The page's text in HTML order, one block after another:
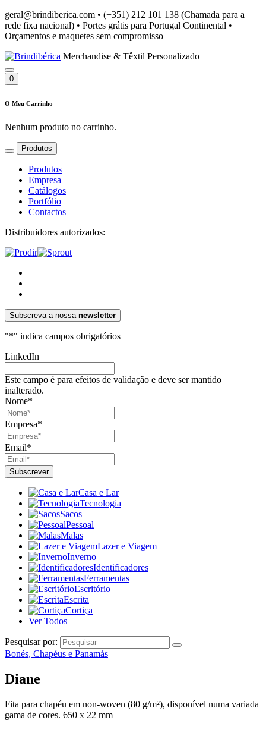
geral@brindiberica.com • (+351) 212 101 138 (Chamada para a
rede fixa nacional) • Portes grátis para Portugal Continental •
Orçamentos e maquetes sem compromisso
Merchandise & Têxtil Personalizado
0
O Meu Carrinho
Nenhum produto no carrinho.
Produtos
Produtos
Empresa
Catálogos
Portfólio
Contactos
Distribuidores autorizados:
Subscreva a nossa newsletter
"*" indica campos obrigatórios
LinkedIn
Este campo é para efeitos de validação e deve ser mantido
inalterado.
Nome*
Empresa*
Email*
Casa e Lar
Tecnologia
Sacos
Pessoal
Malas
Lazer e Viagem
Inverno
Identificadores
Ferramentas
Escritório
Escrita
Cortiça
Ver Todos
Pesquisar por:
Bonés, Chapéus e Panamás
Diane
Fita para chapéu em non-woven (80 g/m²), disponível numa variada
gama de cores. 650 x 22 mm